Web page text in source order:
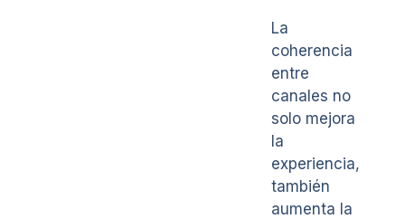
La
coherencia
entre
canales no
solo mejora
la
experiencia,
también
aumenta la